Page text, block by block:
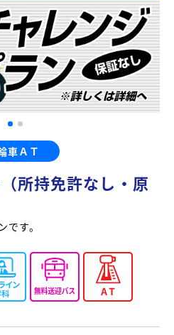
車ＡＴ
所持免許なし・原
す。